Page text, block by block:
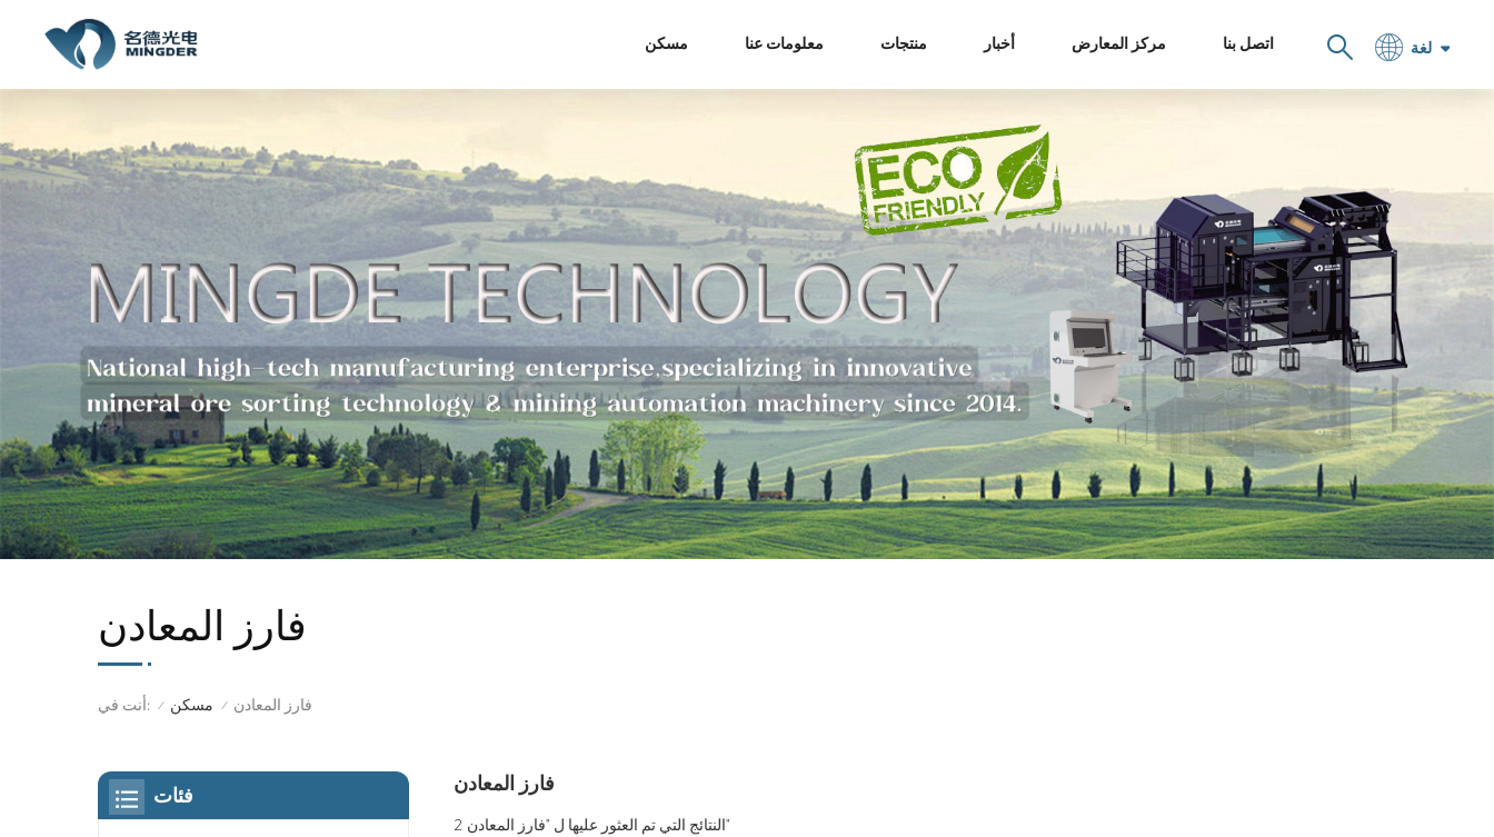
لغة مسكن معلومات عنا منتجات أخبار مركز المعارض اتصل بنا
فارز المعادن
أنت في: / مسكن / فارز المعادن
فارز المعادن
2 النتائج التي تم العثور عليها ل "فارز المعادن"
فئات